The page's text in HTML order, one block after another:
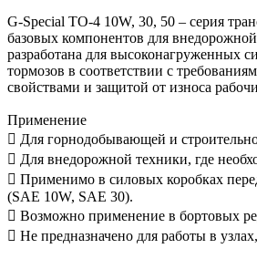
G-Special TO-4 10W, 30, 50 – серия
базовых компонентов для
разработана для высоконагруженных
тормозов в соответствии с
свойствами и защитой от износа
Применение
 Для горнодобывающей и
 Для внедорожной техники, где
 Применимо в силовых коробках
(SAE 10W, SAE 30).
 Возможно применение в бортовых
 Не предназначено для работы в